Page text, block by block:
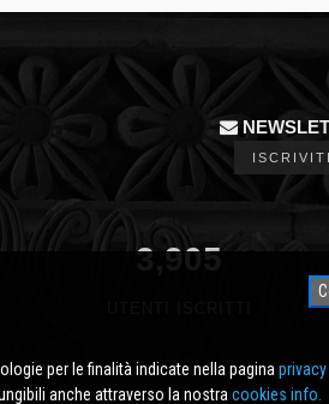
ISCRIVITI
3,905
per le finalità indicate nella pagina
anche attraverso la nostra cookies info.